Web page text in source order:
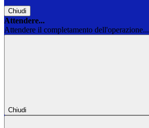
Chiudi
Attendere...
Attendere il completamento dell'operazione...
Chiudi